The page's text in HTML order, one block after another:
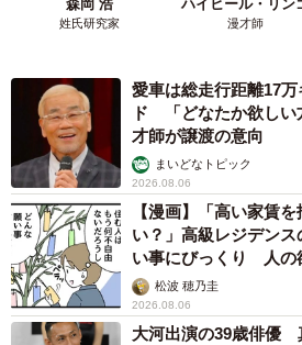
森岡 浩
姓氏研究家
ハイヒール・リン
漫才師
愛車は総走行距離17
ド 「どなたか欲し
才師が譲渡の意向
まいどなトピック
2026.08.06
【漫画】「高い家賃
い？」高級レジデン
い事にびっくり 人の
松波 穂乃圭
2026.08.06
大河出演の39歳俳優